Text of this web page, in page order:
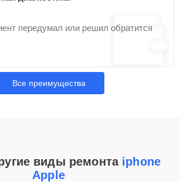
передумал или решил обратится
Все преимущества
виды ремонта iphone
Apple